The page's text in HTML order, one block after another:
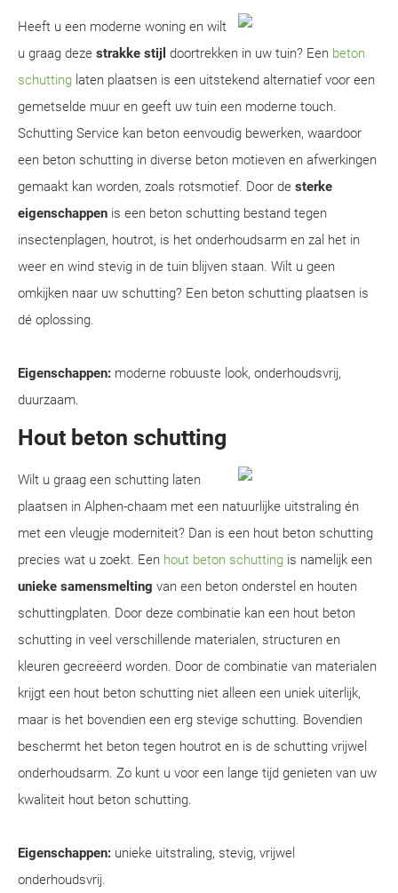
Heeft u een moderne woning en wilt
u graag deze strakke stijl doortrekken in uw tuin? Een beton
schutting laten plaatsen is een uitstekend alternatief voor een
gemetselde muur en geeft uw tuin een moderne touch.
Schutting Service kan beton eenvoudig bewerken, waardoor
een beton schutting in diverse beton motieven en afwerkingen
gemaakt kan worden, zoals rotsmotief. Door de sterke
eigenschappen is een beton schutting bestand tegen
insectenplagen, houtrot, is het onderhoudsarm en zal het in
weer en wind stevig in de tuin blijven staan. Wilt u geen
omkijken naar uw schutting? Een beton schutting plaatsen is
dé oplossing.
Eigenschappen: moderne robuuste look, onderhoudsvrij,
duurzaam.
Hout beton schutting
Wilt u graag een schutting laten
plaatsen in Alphen-chaam met een natuurlijke uitstraling én
met een vleugje moderniteit? Dan is een hout beton schutting
precies wat u zoekt. Een hout beton schutting is namelijk een
unieke samensmelting van een beton onderstel en houten
schuttingplaten. Door deze combinatie kan een hout beton
schutting in veel verschillende materialen, structuren en
kleuren gecreëerd worden. Door de combinatie van materialen
krijgt een hout beton schutting niet alleen een uniek uiterlijk,
maar is het bovendien een erg stevige schutting. Bovendien
beschermt het beton tegen houtrot en is de schutting vrijwel
onderhoudsarm. Zo kunt u voor een lange tijd genieten van uw
kwaliteit hout beton schutting.
Eigenschappen: unieke uitstraling, stevig, vrijwel
onderhoudsvrij.